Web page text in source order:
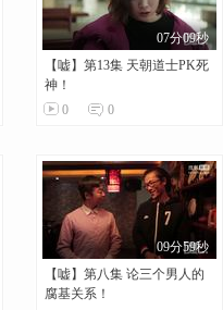
07分09秒
【嘘】第13集 天朝道士PK死
神！
0
0
09分59秒
【嘘】第八集 论三个男人的
腐基关系！